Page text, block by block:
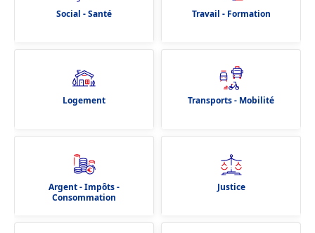
Social - Santé Travail - Formation
Logement Transports - Mobilité
Argent - Impôts -
Consommation
Justice